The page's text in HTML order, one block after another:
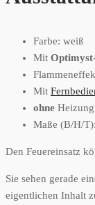
Farbe: weiß
Mit
Mit
ohne Heizung
Maße (B/H/
Den Feuereinsatz
Sie sehen gerade
eigentlichen Inhalt